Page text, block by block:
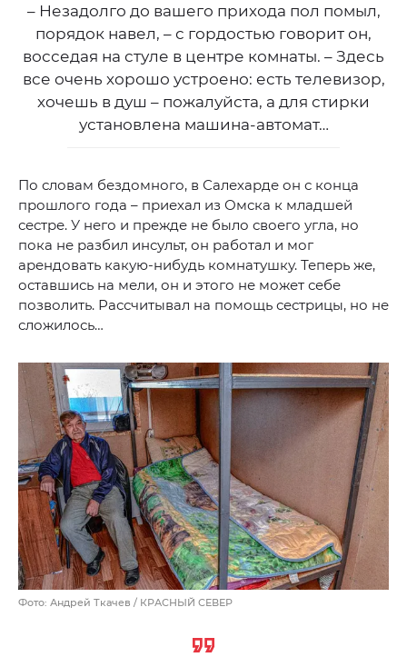
– Незадолго до вашего прихода пол помыл,
порядок навел, – с гордостью говорит он,
восседая на стуле в центре комнаты. – Здесь
все очень хорошо устроено: есть телевизор,
хочешь в душ – пожалуйста, а для стирки
установлена машина-автомат…
По словам бездомного, в Салехарде он с конца
прошлого года – приехал из Омска к младшей
сестре. У него и прежде не было своего угла, но
пока не разбил инсульт, он работал и мог
арендовать какую-нибудь комнатушку. Теперь же,
оставшись на мели, он и этого не может себе
позволить. Рассчитывал на помощь сестрицы, но не
сложилось…
Фото: Андрей Ткачев / КРАСНЫЙ СЕВЕР